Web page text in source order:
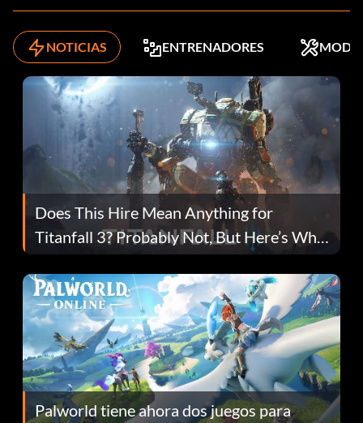
NOTICIAS ENTRENADORES MODS
Does This Hire Mean Anything for
Titanfall 3? Probably Not, But Here’s Why
Fans Are Hopeful
Palworld tiene ahora dos juegos para